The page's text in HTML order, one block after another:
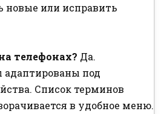
новые или исправить
телефонах? Да.
под
Список терминов
в удобное меню.